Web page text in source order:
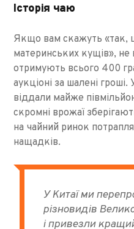
Історія чаю
Якщо вам скажуть «так,
материнських кущів», не
отримують всього 400
аукціоні за шалені
віддали майже
скромні врожаї
на чайний ринок
нащадків.
У Китаї ми
різновидів
і привезли